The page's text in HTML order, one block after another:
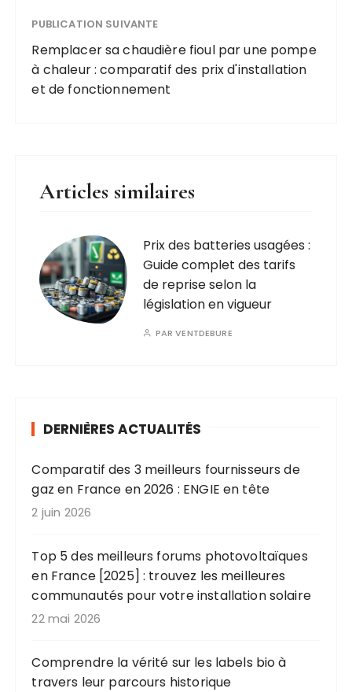
PUBLICATION SUIVANTE
Remplacer sa chaudière fioul par une pompe
à chaleur : comparatif des prix d'installation
et de fonctionnement
Articles similaires
Prix des batteries usagées :
Guide complet des tarifs
de reprise selon la
législation en vigueur
PARVENTDEBURE
DERNIÈRES ACTUALITÉS
Comparatif des 3 meilleurs fournisseurs de
gaz en France en 2026 : ENGIE en tête
2 juin 2026
Top 5 des meilleurs forums photovoltaïques
en France [2025] : trouvez les meilleures
communautés pour votre installation solaire
22 mai 2026
Comprendre la vérité sur les labels bio à
travers leur parcours historique